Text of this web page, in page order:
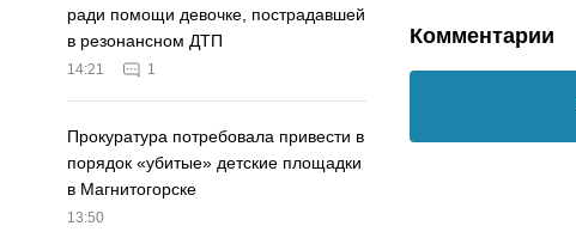
ради помощи девочке, пострадавшей
в резонансном ДТП
14:21 1
Прокуратура потребовала привести в
порядок «убитые» детские площадки
в Магнитогорске
13:50
Комментарии